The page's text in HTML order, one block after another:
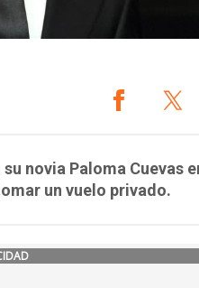
novia Paloma Cuevas
un vuelo privado.